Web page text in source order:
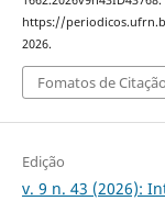
https://
2026.
Fomatos de Citação
Edição
v. 9 n. 43 (2026):